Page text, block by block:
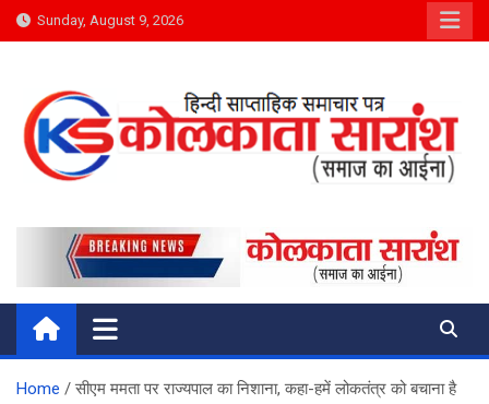
Skip
to
Sunday, August 9, 2026
Kolkata Saransh News
समाज का आईना
Home सीएम ममता पर राज्यपाल का निशाना, कहा-हमें लोकतंत्र को बचाना है